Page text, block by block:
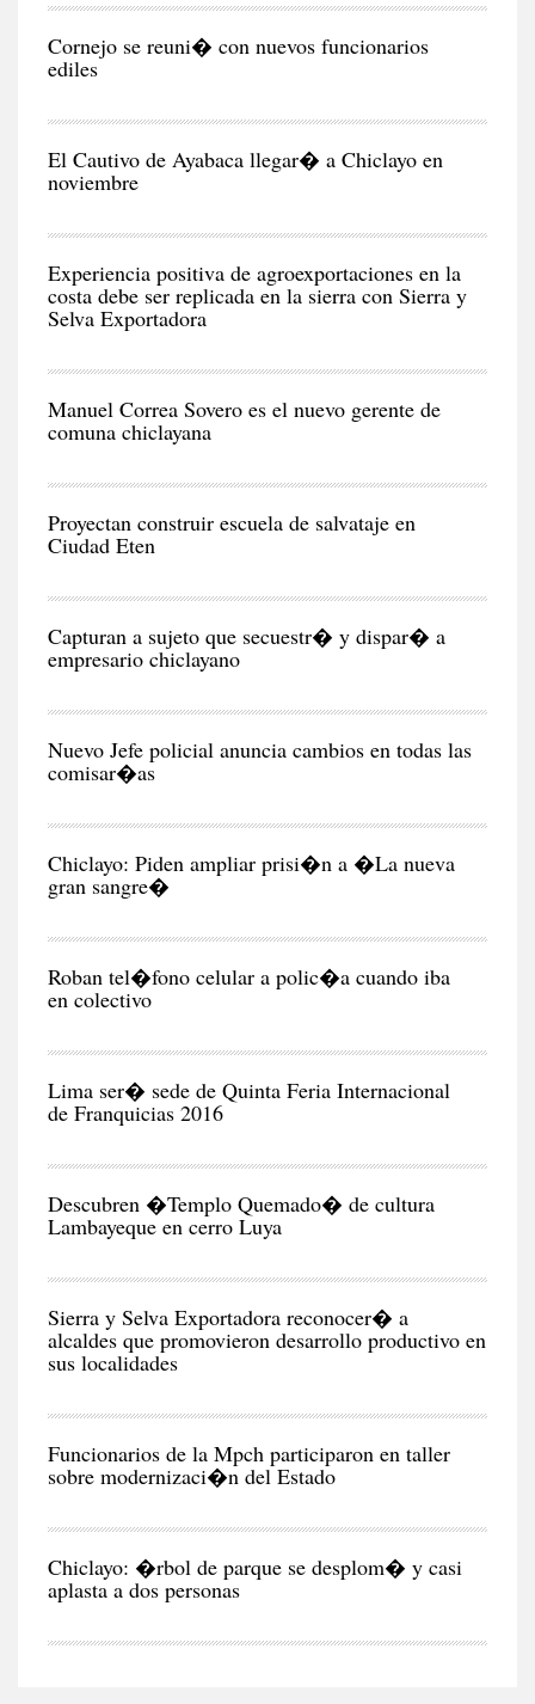
Cornejo se reuni� con nuevos funcionarios
ediles
El Cautivo de Ayabaca llegar� a Chiclayo en
noviembre
Experiencia positiva de agroexportaciones en la
costa debe ser replicada en la sierra con Sierra y
Selva Exportadora
Manuel Correa Sovero es el nuevo gerente de
comuna chiclayana
Proyectan construir escuela de salvataje en
Ciudad Eten
Capturan a sujeto que secuestr� y dispar� a
empresario chiclayano
Nuevo Jefe policial anuncia cambios en todas las
comisar�as
Chiclayo: Piden ampliar prisi�n a �La nueva
gran sangre�
Roban tel�fono celular a polic�a cuando iba
en colectivo
Lima ser� sede de Quinta Feria Internacional
de Franquicias 2016
Descubren �Templo Quemado� de cultura
Lambayeque en cerro Luya
Sierra y Selva Exportadora reconocer� a
alcaldes que promovieron desarrollo productivo en
sus localidades
Funcionarios de la Mpch participaron en taller
sobre modernizaci�n del Estado
Chiclayo: �rbol de parque se desplom� y casi
aplasta a dos personas